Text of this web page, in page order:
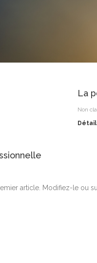
La
Non
article. Modifiez-le ou